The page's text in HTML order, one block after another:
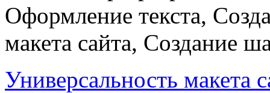
Оформление текста,
макета сайта, Создание
Универсальность макета